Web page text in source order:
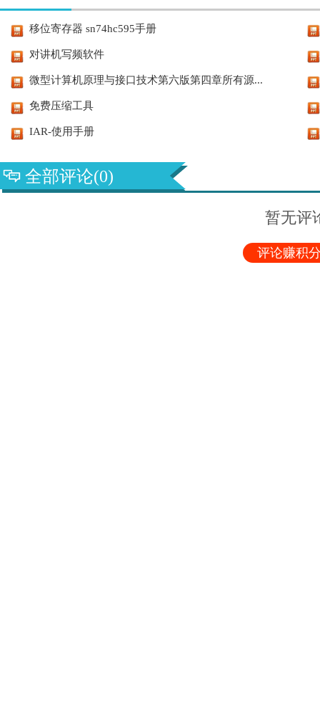
移位寄存器 sn74hc595手册
对讲机写频软件
微型计算机原理与接口技术第六版第四章所有源...
免费压缩工具
IAR-使用手册
全部评论(0)
暂无评
评论赚积